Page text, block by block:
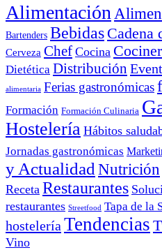
Alimentación
Bartenders Bebidas Cadena
Cerveza Chef Cocina
Dietética Distribución
alimentaria Ferias gastronómicas
Formación Formación Culinaria
Hostelería Hábitos
Jornadas gastronómicas
y Actualidad Nutrición
Receta Restaurantes
restaurantes Streetfood Tapa de la
hostelería Tendencias
Vino